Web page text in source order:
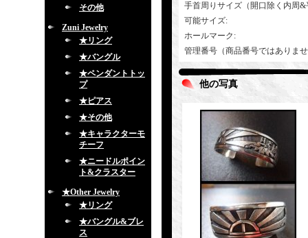
その他
Zuni Jewelry
★リング
★バングル
★ペンダントトッ
プ
★ピアス
★その他
★キャラクターモ
チーフ
★ニードルポイン
ト&クラスター
★Other Jewelry
★リング
★バングル&ブレ
ス
手首周りサイズ（開口除く内周&
可能サイズ:
ホールマーク :
管理番号（商品番号ではありま
他の写真